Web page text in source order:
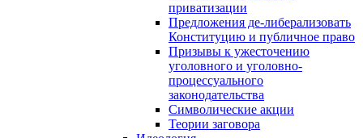
приватизации
Предложения де-либерализовать
Конституцию и публичное право
Призывы к ужесточению
уголовного и уголовно-
процессуального
законодательства
Символические акции
Теории заговора